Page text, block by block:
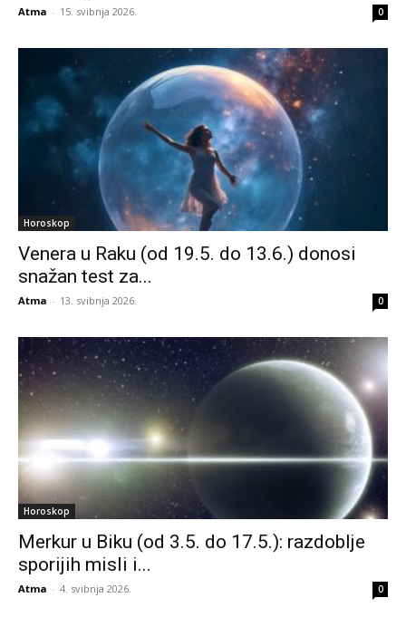
Atma - 15. svibnja 2026. 0
Horoskop
Venera u Raku (od 19.5. do 13.6.) donosi
snažan test za...
Atma - 13. svibnja 2026. 0
Horoskop
Merkur u Biku (od 3.5. do 17.5.): razdoblje
sporijih misli i...
Atma - 4. svibnja 2026. 0